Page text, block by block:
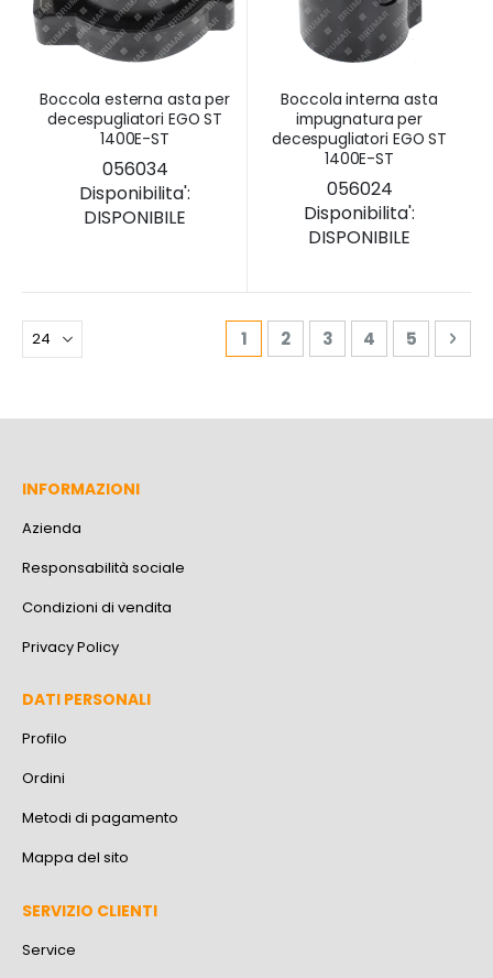
Boccola esterna asta per
decespugliatori EGO ST
1400E-ST
056034
Disponibilita':
DISPONIBILE
Boccola interna asta
impugnatura per
decespugliatori EGO ST
1400E-ST
056024
Disponibilita':
DISPONIBILE
Pagina
Attualmente stai leggendo
1 Pagina
2 Pagina
3 Pagina
4 Pagina
5
INFORMAZIONI
Azienda
Responsabilità sociale
Condizioni di vendita
Privacy Policy
DATI PERSONALI
Profilo
Ordini
Metodi di pagamento
Mappa del sito
SERVIZIO CLIENTI
Service